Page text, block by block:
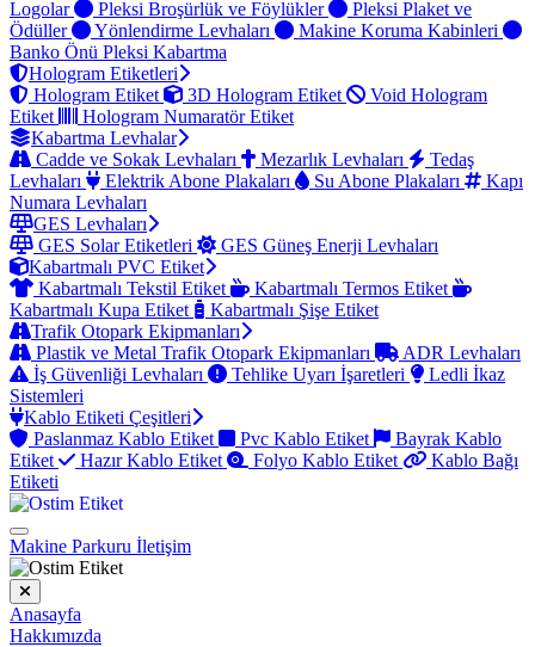
Logolar
Pleksi Broşürlük ve Föylükler
Pleksi Plaket ve
Ödüller
Yönlendirme Levhaları
Makine Koruma Kabinleri
Banko Önü Pleksi Kabartma
Hologram Etiketleri
Hologram Etiket
3D Hologram Etiket
Void Hologram
Etiket
Hologram Numaratör Etiket
Kabartma Levhalar
Cadde ve Sokak Levhaları
Mezarlık Levhaları
Tedaş
Levhaları
Elektrik Abone Plakaları Su Abone Plakaları
Kapı
Numara Levhaları
GES Levhaları
GES Solar Etiketleri
GES Güneş Enerji Levhaları
Kabartmalı PVC Etiket
Kabartmalı Tekstil Etiket
Kabartmalı Termos Etiket
Kabartmalı Kupa Etiket
Kabartmalı Şişe Etiket
Trafik Otopark Ekipmanları
Plastik ve Metal Trafik Otopark Ekipmanları
ADR Levhaları
İş Güvenliği Levhaları
Tehlike Uyarı İşaretleri
Ledli İkaz
Sistemleri
Kablo Etiketi Çeşitleri
Paslanmaz Kablo Etiket
Pvc Kablo Etiket
Bayrak Kablo
Etiket
Hazır Kablo Etiket Folyo Kablo Etiket
Kablo Bağı
Etiketi
Makine Parkuru İletişim
Anasayfa
Hakkımızda